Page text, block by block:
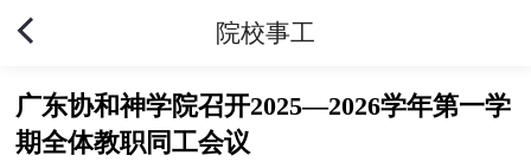
院校事工
广东协和神学院召开2025—2026学年第一学
期全体教职同工会议